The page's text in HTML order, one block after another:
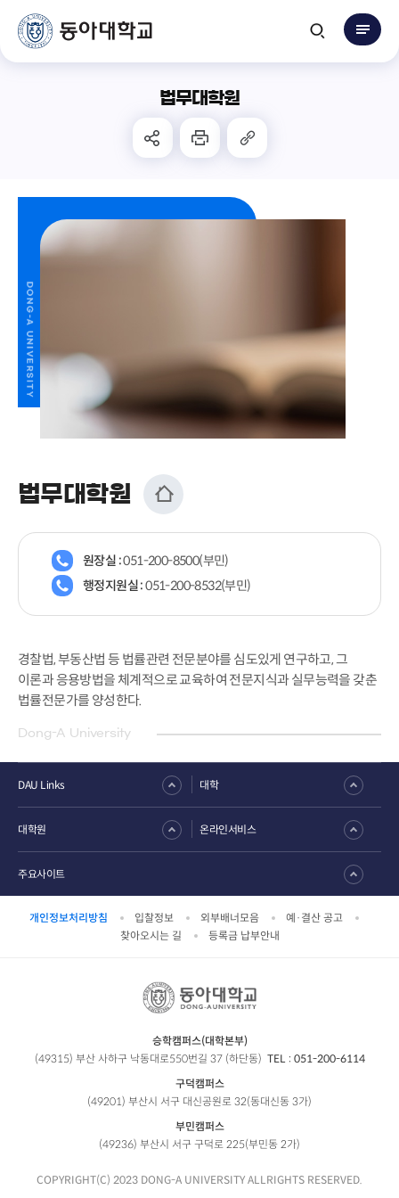
법무대학원
법무대학원
원장실 :051-200-8500(부민)
행정지원실 :051-200-8532(부민)
경찰법, 부동산법 등 법률관련 전문분야를 심도있게 연구하고, 그
이론과 응용방법을 체계적으로 교육하여 전문지식과 실무능력을 갖춘
법률전문가를 양성한다.
Dong-A University
개인정보처리방침 입찰정보 외부배너모음
예·결산 공고
찾아오시는 길
등록금 납부안내
DAU Links 대학
대학원 온라인서비스
주요사이트
승학캠퍼스(대학본부)
(49315) 부산 사하구 낙동대로550번길 37 (하단동) TEL : 051-200-6114
구덕캠퍼스
(49201) 부산시 서구 대신공원로 32(동대신동 3가)
부민캠퍼스
(49236) 부산시 서구 구덕로 225(부민동 2가)
COPYRIGHT(C) 2023 DONG-A UNIVERSITY ALLRIGHTS RESERVED.